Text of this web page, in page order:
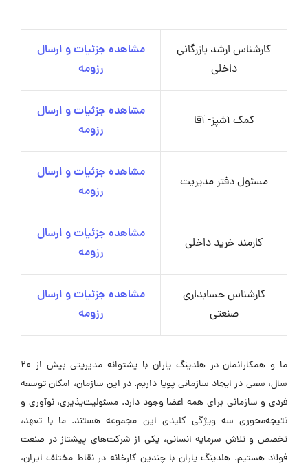
کارشناس ارشد بازرگانی
داخلی
مشاهده جزئیات و ارسال
رزومه
کمک آشپز- آقا
مشاهده جزئیات و ارسال
رزومه
مسئول دفتر مدیریت
مشاهده جزئیات و ارسال
رزومه
کارمند خرید داخلی
مشاهده جزئیات و ارسال
رزومه
کارشناس حسابداری
صنعتی
مشاهده جزئیات و ارسال
رزومه
ما و همکارانمان در هلدینگ یاران با پشتوانه مدیریتی بیش از ۲۰
سال، سعی در ایجاد سازمانی پویا داریم. در این سازمان، امکان توسعه
فردی و سازمانی برای همه اعضا وجود دارد. مسئولیت‌پذیری، نوآوری و
نتیجه‌محوری سه ویژگی کلیدی این مجموعه هستند. ما با تعهد،
تخصص و تلاش سرمایه انسانی، یکی از شرکت‌های پیشتاز در صنعت
فولاد هستیم. هلدینگ یاران با چندین کارخانه در نقاط مختلف ایران،